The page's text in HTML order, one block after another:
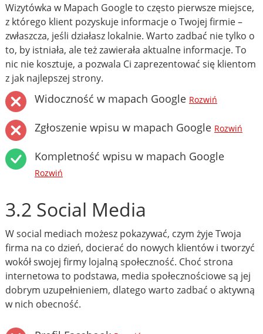
Wizytówka w Mapach Google to często pierwsze miejsce,
z którego klient pozyskuje informacje o Twojej firmie –
zwłaszcza, jeśli działasz lokalnie. Warto zadbać nie tylko o
to, by istniała, ale też zawierała aktualne informacje. To
nic nie kosztuje, a pozwala Ci zaprezentować się klientom
z jak najlepszej strony.
Widoczność w mapach Google Rozwiń
Zgłoszenie wpisu w mapach Google Rozwiń
Kompletność wpisu w mapach Google
Rozwiń
3.2 Social Media
W social mediach możesz pokazywać, czym żyje Twoja
firma na co dzień, docierać do nowych klientów i tworzyć
wokół swojej firmy lojalną społeczność. Choć strona
internetowa to podstawa, media społecznościowe są jej
dobrym uzupełnieniem, dlatego warto zadbać o aktywną
w nich obecność.